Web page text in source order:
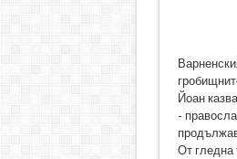
Йоан
-
От гледна